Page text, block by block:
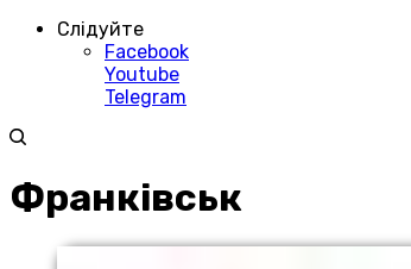
Слідуйте
Facebook
Youtube
Telegram
Франківськ